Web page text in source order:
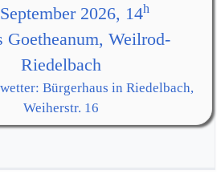
2026, 14h
Goetheanum, Weilrod-
Riedelbach
Bürgerhaus in Riedelbach,
Weiherstr. 16